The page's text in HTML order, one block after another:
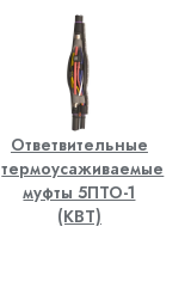
Ответвительные
термоусаживаемые
муфты 5ПТО-1
(КВТ)